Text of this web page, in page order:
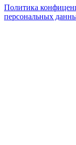
Политика
персональных